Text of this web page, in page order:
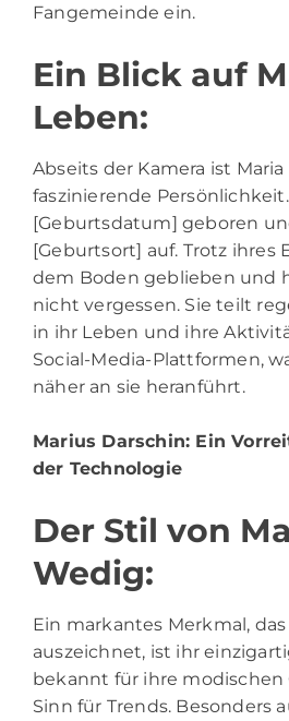
Fangemeinde ein.
Ein Blick auf
Leben:
Abseits der Kamera ist
faszinierende
[Geburtsdatum] geboren
[Geburtsort] auf. Trotz ihres
dem Boden geblieben und
nicht vergessen. Sie teilt
in ihr Leben und ihre
Social-Media-Plattformen,
näher an sie heranführt.
Marius Darschin: Ein
der Technologie
Der Stil von
Wedig:
Ein markantes Merkmal,
auszeichnet, ist ihr
bekannt für ihre
Sinn für Trends. Besonders